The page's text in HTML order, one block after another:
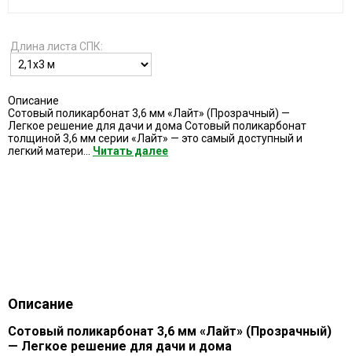
Длина листа СПК:
Описание
Сотовый поликарбонат 3,6 мм «Лайт» (Прозрачный) —
Легкое решение для дачи и дома Сотовый поликарбонат
толщиной 3,6 мм серии «Лайт» — это самый доступный и
легкий матери... Читать далее
Описание
Сотовый поликарбонат 3,6 мм «Лайт» (Прозрачный)
— Легкое решение для дачи и дома